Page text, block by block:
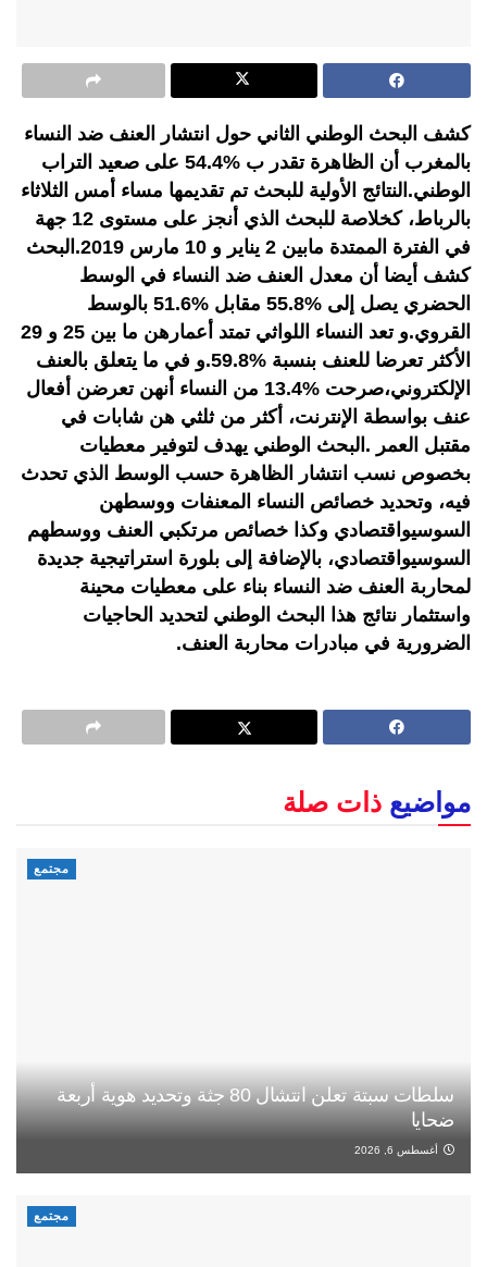
كشف البحث الوطني الثاني حول انتشار العنف ضد النساء
بالمغرب أن الظاهرة تقدر ب %54.4 على صعيد التراب
الوطني.النتائج الأولية للبحث تم تقديمها مساء أمس الثلاثاء
بالرباط، كخلاصة للبحث الذي أنجز على مستوى 12 جهة
في الفترة الممتدة مابين 2 يناير و 10 مارس 2019.البحث
كشف أيضا أن معدل العنف ضد النساء في الوسط
الحضري يصل إلى %55.8 مقابل %51.6 بالوسط
القروي.و تعد النساء اللواثي تمتد أعمارهن ما بين 25 و 29
الأكثر تعرضا للعنف بنسبة %59.8.و في ما يتعلق بالعنف
الإلكتروني،صرحت %13.4 من النساء أنهن تعرضن أفعال
عنف بواسطة الإنترنت، أكثر من ثلثي هن شابات في
مقتبل العمر .البحث الوطني يهدف لتوفير معطيات
بخصوص نسب انتشار الظاهرة حسب الوسط الذي تحدث
فيه، وتحديد خصائص النساء المعنفات ووسطهن
السوسيواقتصادي وكذا خصائص مرتكبي العنف ووسطهم
السوسيواقتصادي، بالإضافة إلى بلورة استراتيجية جديدة
لمحاربة العنف ضد النساء بناء على معطيات محينة
واستثمار نتائج هذا البحث الوطني لتحديد الحاجيات
الضرورية في مبادرات محاربة العنف.
مواضيع ذات صلة
مجتمع
سلطات سبتة تعلن انتشال 80 جثة وتحديد هوية أربعة
ضحايا
أغسطس 6, 2026
مجتمع